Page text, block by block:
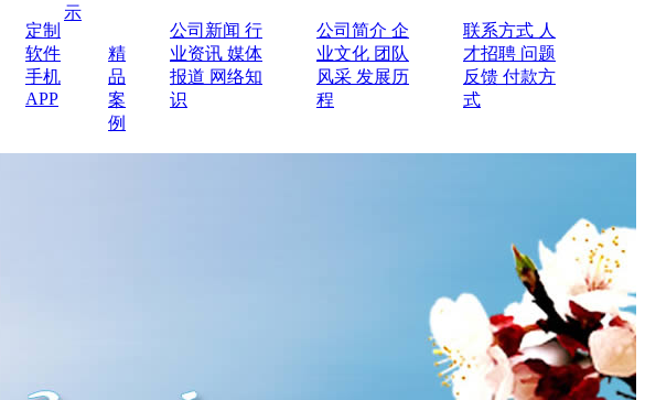
定制
软件
手机
APP
示
精
品
案
例
公司新闻 行
业资讯 媒体
报道 网络知
识
公司简介 企
业文化 团队
风采 发展历
程
联系方式 人
才招聘 问题
反馈 付款方
式